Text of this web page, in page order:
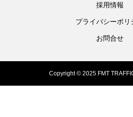
採用情報
プライバシーポリ
お問合せ
Copyright © 2025 FMT